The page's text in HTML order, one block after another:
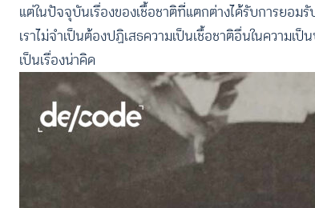
แต่ในปัจจุบันเรื่องของเชื้อชาติที่แตกต่างได้รับการยอ
เราไม่จำเป็นต้องปฏิเสธความเป็นเชื้อชาติอื่นในความเ
เป็นเรื่องน่าคิด